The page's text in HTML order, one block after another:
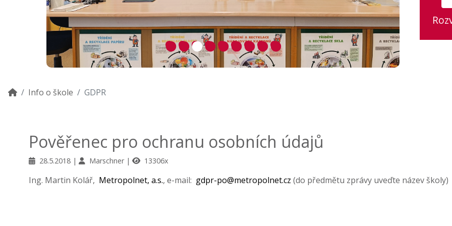
Info o škole GDPR
Pověřenec pro ochranu osobních údajů
28.5.2018 Marschner 13306x
Ing. Martin Kolář, Metropolnet, a.s., e-mail: gdpr-po@metropolnet.cz (do předmětu zprávy uveďte název školy)